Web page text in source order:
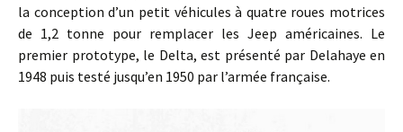
la conception d’un petit véhicules à quatre roues motrices
de 1,2 tonne pour remplacer les Jeep américaines. Le
premier prototype, le Delta, est présenté par Delahaye en
1948 puis testé jusqu’en 1950 par l’armée française.